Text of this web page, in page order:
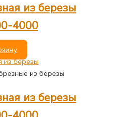
из березы
4000
из березы
из березы